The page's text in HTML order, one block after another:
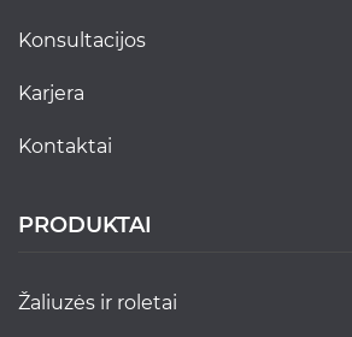
konsultacijos
karjera
kontaktai
PRODUKTAI
žaliuzės ir roletai